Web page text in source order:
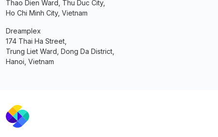
Thao Dien Ward, Thu Duc City,
Ho Chi Minh City, Vietnam
Dreamplex
174 Thai Ha Street,
Trung Liet Ward, Dong Da District,
Hanoi, Vietnam